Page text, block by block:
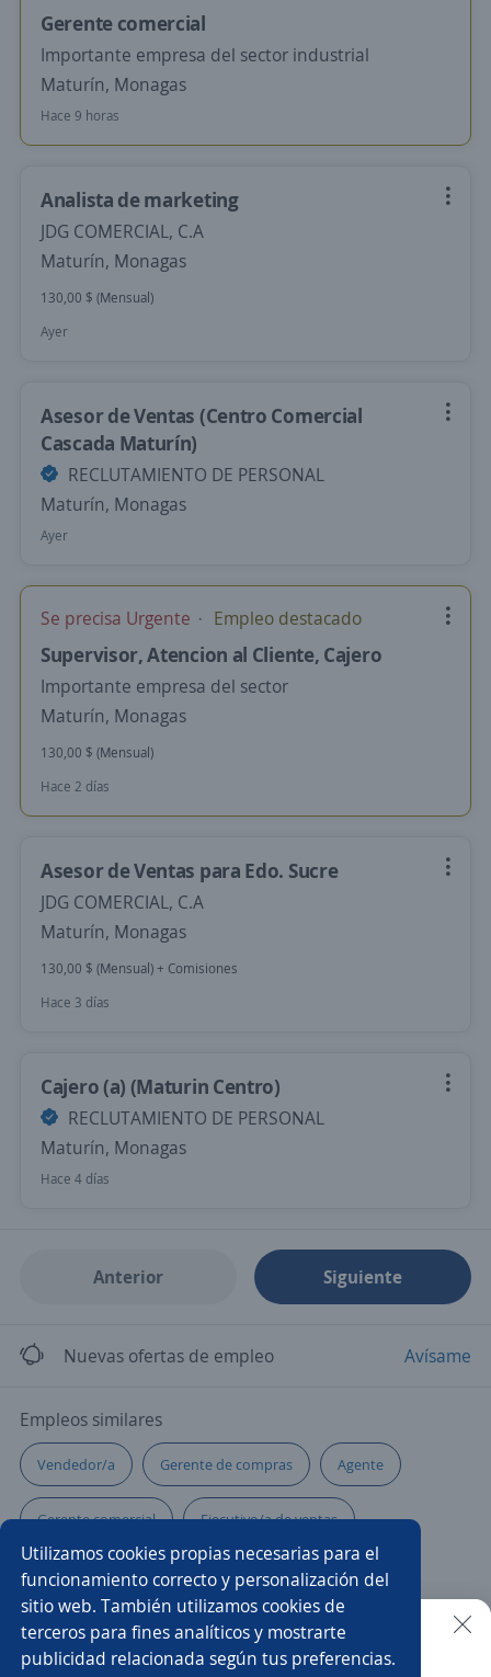
Utilizamos cookies propias necesarias para el
funcionamiento correcto y personalización del
sitio web. También utilizamos cookies de
terceros para fines analíticos y mostrarte
publicidad relacionada según tus preferencias.
Gerente comercial
Importante empresa del sector industrial
Maturín, Monagas
Hace 9 horas
Analista de marketing
JDG COMERCIAL, C.A
Maturín, Monagas
130,00 $ (Mensual)
Ayer
Asesor de Ventas (Centro Comercial
Cascada Maturín)
RECLUTAMIENTO DE PERSONAL
Maturín, Monagas
Ayer
Se precisa Urgente Empleo destacado
Supervisor, Atencion al Cliente, Cajero
Importante empresa del sector
Maturín, Monagas
130,00 $ (Mensual)
Hace 2 días
Asesor de Ventas para Edo. Sucre
JDG COMERCIAL, C.A
Maturín, Monagas
130,00 $ (Mensual) + Comisiones
Hace 3 días
Cajero (a) (Maturin Centro)
RECLUTAMIENTO DE PERSONAL
Maturín, Monagas
Hace 4 días
Anterior Siguiente
Nuevas ofertas de empleo Avísame
Empleos similares
Vendedor/a Gerente de compras Agente
Gerente comercial Ejecutivo/a de ventas
Asesor/a de ventas Asesor/a call center ventas
Asistente de ventas Analista de compras
Buscar es más fácil en la app